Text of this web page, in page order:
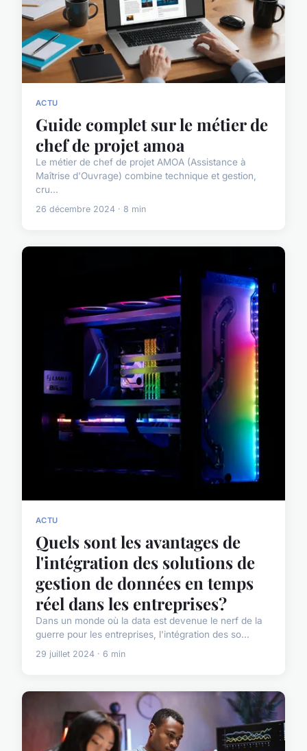
ACTU
Guide complet sur le métier de
chef de projet amoa
Le métier de chef de projet AMOA (Assistance à
Maîtrise d'Ouvrage) combine technique et gestion,
cru...
26 décembre 2024 · 8 min
ACTU
Quels sont les avantages de
l'intégration des solutions de
gestion de données en temps
réel dans les entreprises?
Dans un monde où la data est devenue le nerf de la
guerre pour les entreprises, l'intégration des so...
29 juillet 2024 · 6 min